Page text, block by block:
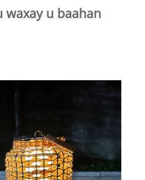
waxay u baahan